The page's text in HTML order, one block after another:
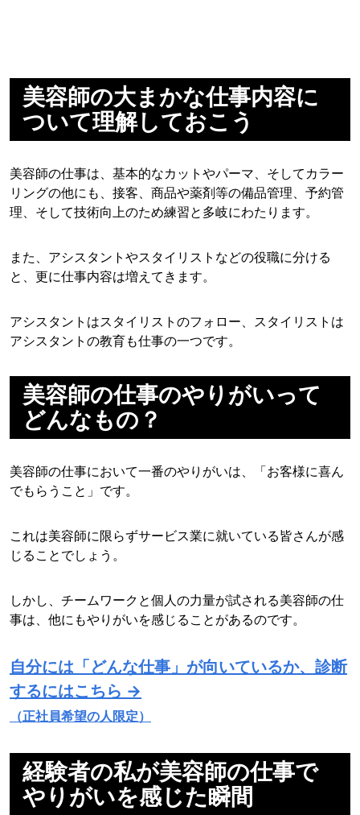
美容師の大まかな仕事内容に
ついて理解しておこう
美容師の仕事は、基本的なカットやパーマ、そしてカラー
リングの他にも、接客、商品や薬剤等の備品管理、予約管
理、そして技術向上のため練習と多岐にわたります。
また、アシスタントやスタイリストなどの役職に分ける
と、更に仕事内容は増えてきます。
アシスタントはスタイリストのフォロー、スタイリストは
アシスタントの教育も仕事の一つです。
美容師の仕事のやりがいって
どんなもの？
美容師の仕事において一番のやりがいは、「お客様に喜ん
でもらうこと」です。
これは美容師に限らずサービス業に就いている皆さんが感
じることでしょう。
しかし、チームワークと個人の力量が試される美容師の仕
事は、他にもやりがいを感じることがあるのです。
自分には「どんな仕事」が向いているか、診断
するにはこちら →
（正社員希望の人限定）
経験者の私が美容師の仕事で
やりがいを感じた瞬間